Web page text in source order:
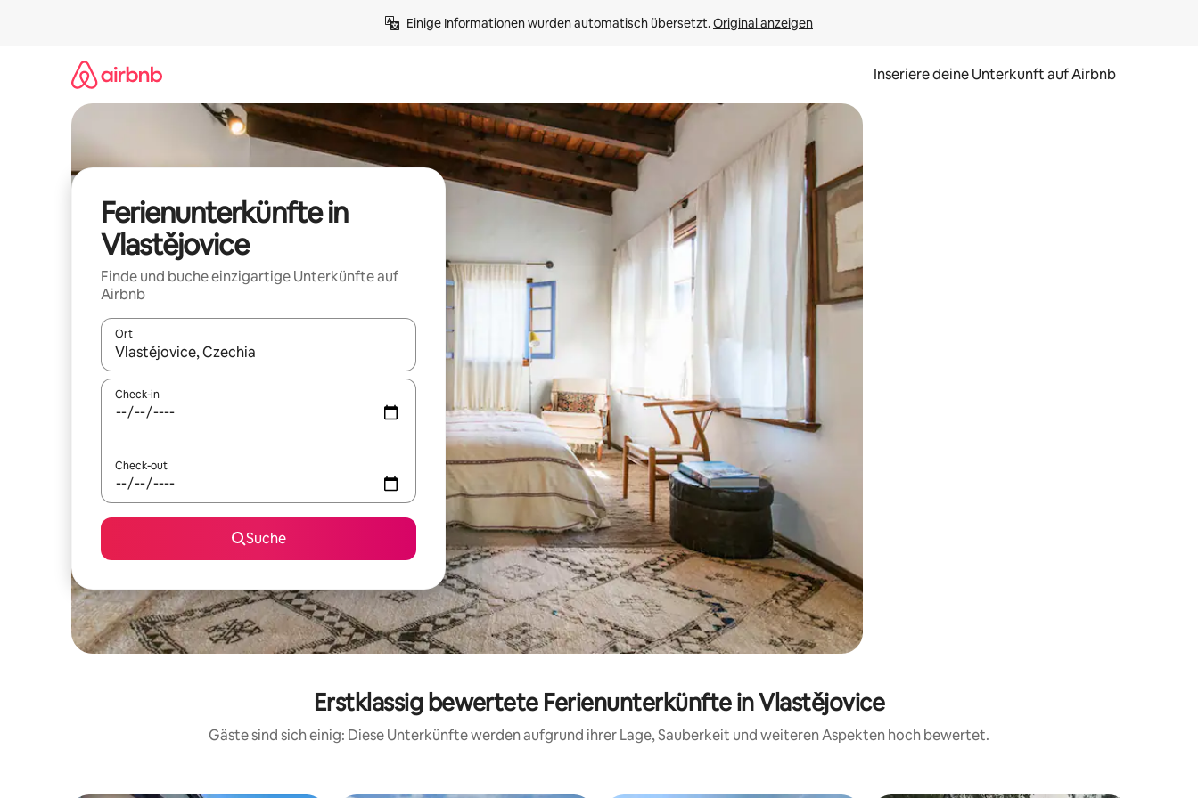
Einige Informationen wurden automatisch übersetzt. Original anzeigen
Inseriere deine Unterkunft auf Airbnb
Ferienunterkünfte in
Vlastějovice
Finde und buche einzigartige Unterkünfte auf
Airbnb
Ort
Wenn Ergebnisse verfügbar sind, navigiere mit den Pfeiltasten nach oben und unten oder erkunde die Ergebnisse durch Berühren oder Wischgesten.
Check-in
Check-out
Suche
Erstklassig bewertete Ferienunterkünfte in Vlastějovice
Gäste sind sich einig: Diese Unterkünfte werden aufgrund ihrer Lage, Sauberkeit und weiteren Aspekten hoch bewertet.